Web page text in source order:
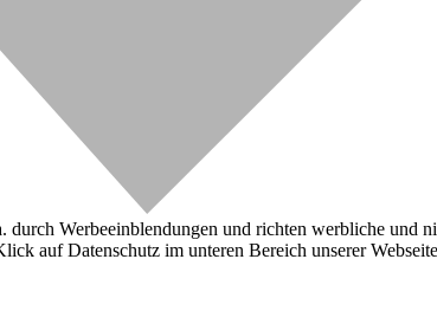
Werbeeinblendungen und richten werbliche und
auf Datenschutz im unteren Bereich unserer